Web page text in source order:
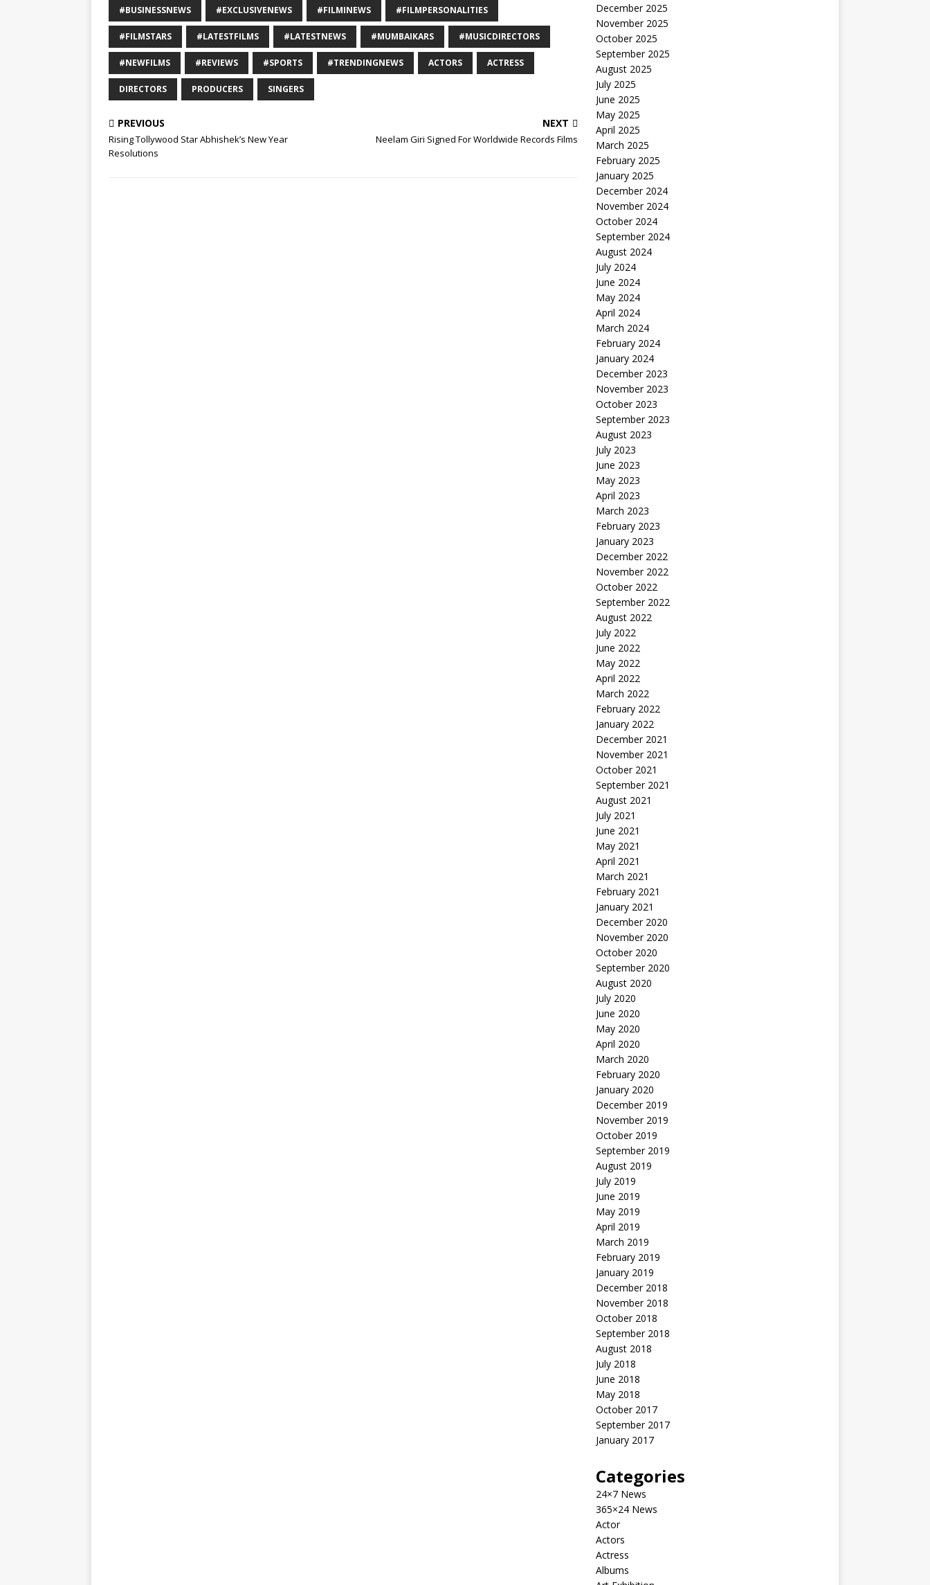
#BUSINESSNEWS #EXCLUSIVENEWS #FILMINEWS #FILMPERSONALITIES
#FILMSTARS #LATESTFILMS #LATESTNEWS #MUMBAIKARS #MUSICDIRECTORS
#NEWFILMS #REVIEWS #SPORTS #TRENDINGNEWS ACTORS ACTRESS
DIRECTORS PRODUCERS SINGERS
PREVIOUS
Rising Tollywood Star Abhishek’s New Year
Resolutions
NEXT
Neelam Giri Signed For Worldwide Records Films
December 2025
November 2025
October 2025
September 2025
August 2025
July 2025
June 2025
May 2025
April 2025
March 2025
February 2025
January 2025
December 2024
November 2024
October 2024
September 2024
August 2024
July 2024
June 2024
May 2024
April 2024
March 2024
February 2024
January 2024
December 2023
November 2023
October 2023
September 2023
August 2023
July 2023
June 2023
May 2023
April 2023
March 2023
February 2023
January 2023
December 2022
November 2022
October 2022
September 2022
August 2022
July 2022
June 2022
May 2022
April 2022
March 2022
February 2022
January 2022
December 2021
November 2021
October 2021
September 2021
August 2021
July 2021
June 2021
May 2021
April 2021
March 2021
February 2021
January 2021
December 2020
November 2020
October 2020
September 2020
August 2020
July 2020
June 2020
May 2020
April 2020
March 2020
February 2020
January 2020
December 2019
November 2019
October 2019
September 2019
August 2019
July 2019
June 2019
May 2019
April 2019
March 2019
February 2019
January 2019
December 2018
November 2018
October 2018
September 2018
August 2018
July 2018
June 2018
May 2018
October 2017
September 2017
January 2017
Categories
24×7 News
365×24 News
Actor
Actors
Actress
Albums